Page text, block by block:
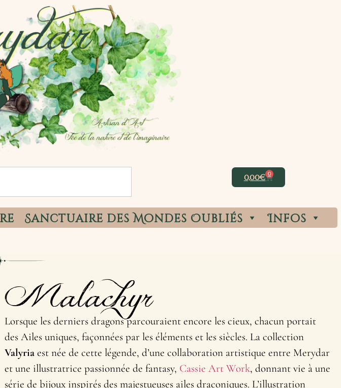
0,00€ 0
Sanctuaire des Mondes Oubliés Infos
Malachyr
Lorsque les derniers dragons parcouraient encore les cieux, chacun portait
des Ailes uniques, façonnées par les éléments et les siècles. La collection
Valyria est née de cette légende, d’une collaboration artistique entre Merydar
et une illustratrice passionnée de fantasy, Cassie Art Work, donnant vie à une
série de bijoux inspirés des majestueuses ailes draconiques. L’illustration